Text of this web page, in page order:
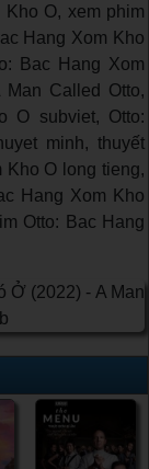
O, xem phim
Hang Xom Kho
Bac Hang Xom
Called Otto,
O subviet, Otto:
minh, thuyết
Kho O long tieng,
Hang Xom Kho
Otto: Bac Hang